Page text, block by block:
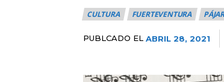
CULTURA FUERTEVENTURA
PUBLCADO EL ABRIL 28, 2021